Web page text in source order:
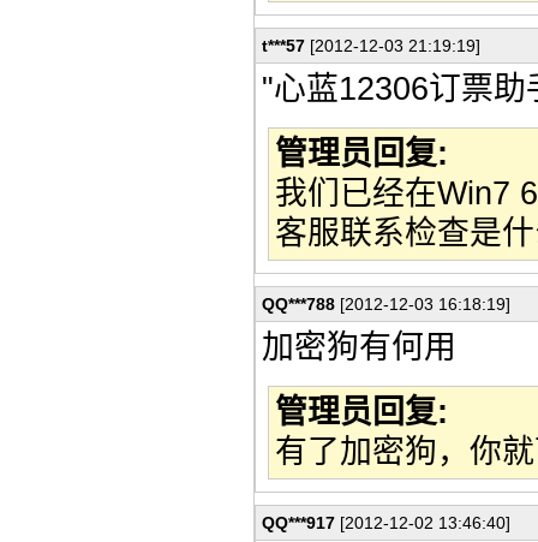
t***57 [2012-12-03 21:19:19]
"心蓝12306订票
管理员回复:
我们已经在Win7
客服联系检查是
QQ***788 [2012-12-03 16:18:19]
加密狗有何用
管理员回复:
有了加密狗，你
QQ***917 [2012-12-02 13:46:40]